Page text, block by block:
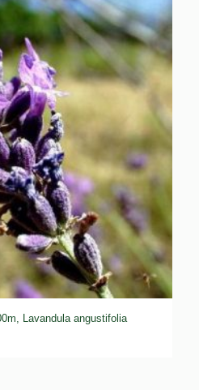
$60.85
Lavandula angustifolia
Plage